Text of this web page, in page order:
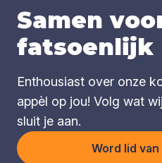
Samen
fatsoenlijk
Enthousiast over onze
appèl op jou! Volg wat
sluit je aan.
Word lid van